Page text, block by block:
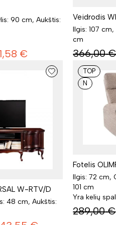
90 cm, Aukštis:
€
Veidrodis
Ilgis: 107 cm,
cm
366,00 €
W-RTV/D
48 cm, Aukštis:
TOP
N
Fotelis
Ilgis: 72 cm,
101 cm
Yra kelių
289,00 €